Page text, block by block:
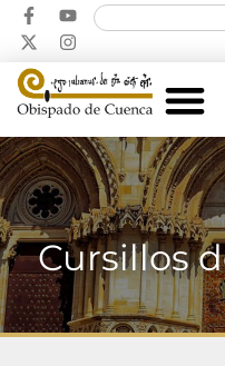
Cursillos